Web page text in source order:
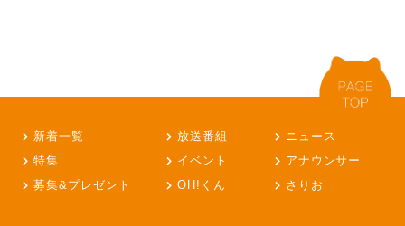
新着一覧 放送番組
ニュース
特集
イベント
アナウンサー
募集&プレゼント
OH!くん さりお